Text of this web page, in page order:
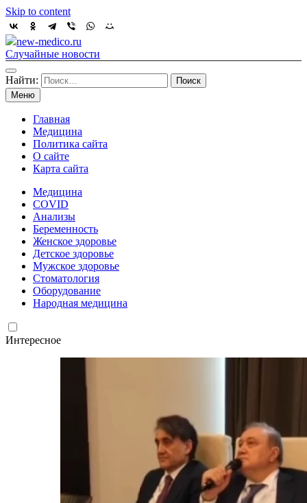
Skip to content
new-medico.ru
Случайные новости
Найти:
Меню
Главная
Медицина
Политика сайта
О сайте
Карта сайта
Медицина
COVID
Анализы
Беременность
Женское здоровье
Детское здоровье
Мужское здоровье
Стоматология
Оборудование
Народная медицина
Интересное